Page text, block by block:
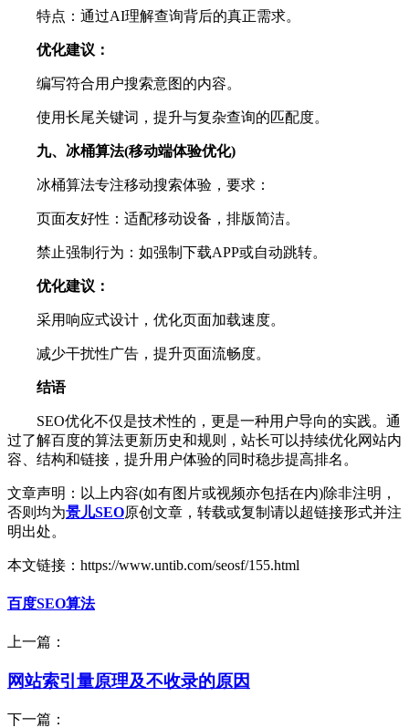
特点：通过AI理解查询背后的真正需求。
优化建议：
编写符合用户搜索意图的内容。
使用长尾关键词，提升与复杂查询的匹配度。
九、冰桶算法(移动端体验优化)
冰桶算法专注移动搜索体验，要求：
页面友好性：适配移动设备，排版简洁。
禁止强制行为：如强制下载APP或自动跳转。
优化建议：
采用响应式设计，优化页面加载速度。
减少干扰性广告，提升页面流畅度。
结语
SEO优化不仅是技术性的，更是一种用户导向的实践。通
过了解百度的算法更新历史和规则，站长可以持续优化网站内
容、结构和链接，提升用户体验的同时稳步提高排名。
文章声明：以上内容(如有图片或视频亦包括在内)除非注明，
否则均为景儿SEO原创文章，转载或复制请以超链接形式并注
明出处。
本文链接：https://www.untib.com/seosf/155.html
百度SEO算法
上一篇：
网站索引量原理及不收录的原因
下一篇：